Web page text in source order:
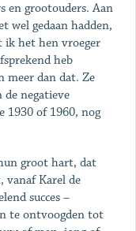
en grootouders. Aan
wel gedaan hadden,
ik het hen vroeger
heb
meer dan dat. Ze
negatieve
1930 of 1960, nog
groot hart, dat
vanaf Karel de
succes –
te ontvoogden tot